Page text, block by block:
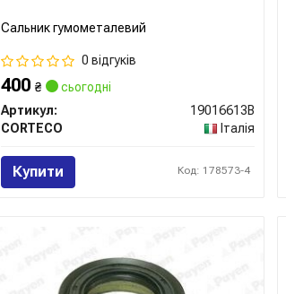
Сальник гумометалевий
0 відгуків
400 ₴
сьогодні
Артикул:
19016613B
CORTECO
Італія
Купити Код: 178573-4